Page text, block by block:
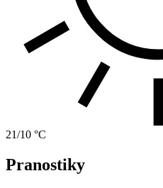
21/10 °C
Pranostiky